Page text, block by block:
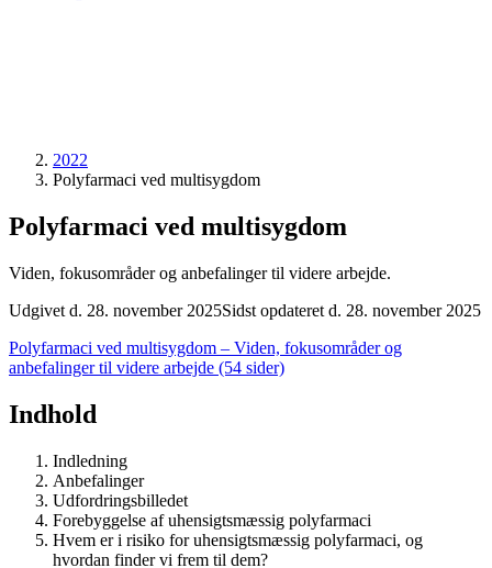
2022
Polyfarmaci ved multisygdom
Polyfarmaci ved multisygdom
Viden, fokusområder og anbefalinger til videre arbejde.
Udgivet d. 28. november 2025Sidst opdateret d. 28. november 2025
Polyfarmaci ved multisygdom – Viden, fokusområder og
anbefalinger til videre arbejde (54 sider)
Indhold
Indledning
Anbefalinger
Udfordringsbilledet
Forebyggelse af uhensigtsmæssig polyfarmaci
Hvem er i risiko for uhensigtsmæssig polyfarmaci, og
hvordan finder vi frem til dem?